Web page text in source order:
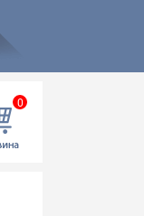
0